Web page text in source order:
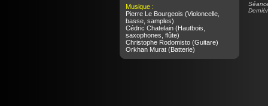
Musique :
Pierre Le Bourgeois (Violoncelle,
basse, samples)
Cédric Chatelain (Hautbois,
saxophones, flûte)
Christophe Rodomisto (Guitare)
Orkhan Murat (Batterie)